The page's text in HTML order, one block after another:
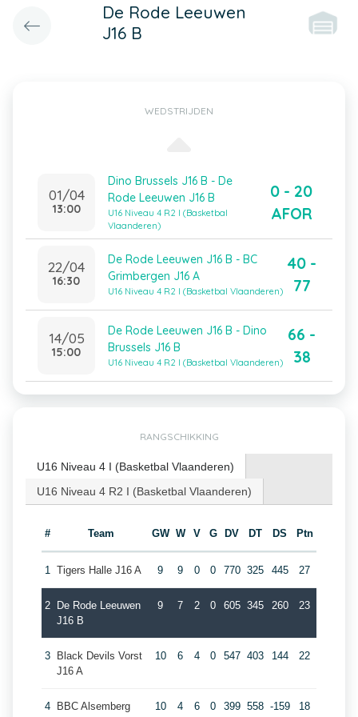
De Rode Leeuwen
J16 B
WEDSTRIJDEN
01/04
13:00
Dino Brussels J16 B - De
Rode Leeuwen J16 B
U16 Niveau 4 R2 I (Basketbal
Vlaanderen)
0 - 20
AFOR
22/04
16:30
De Rode Leeuwen J16 B - BC
Grimbergen J16 A
U16 Niveau 4 R2 I (Basketbal Vlaanderen)
40 -
77
14/05
15:00
De Rode Leeuwen J16 B - Dino
Brussels J16 B
U16 Niveau 4 R2 I (Basketbal Vlaanderen)
66 -
38
RANGSCHIKKING
U16 Niveau 4 I (Basketbal Vlaanderen)
U16 Niveau 4 R2 I (Basketbal Vlaanderen)
# Team GW W V G DV DT DS Ptn
1 Tigers Halle J16 A 9 9 0 0 770 325 445 27
2
De Rode Leeuwen
J16 B
9 7 2 0 605 345 260 23
3
Black Devils Vorst
J16 A
10 6 4 0 547 403 144 22
4
BBC Alsemberg
10 4 6 0 399 558 -159 18